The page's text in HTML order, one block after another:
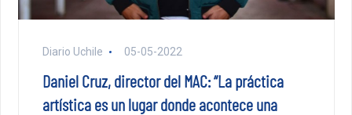
Diario Uchile 05-05-2022
Daniel Cruz, director del MAC: “La práctica
artística es un lugar donde acontece una